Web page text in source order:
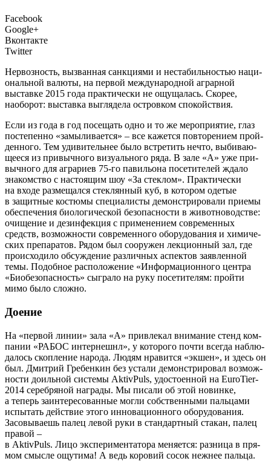
Facebook
Google+
Вконтакте
Twitter
Нер­воз­ность, вызван­ная санк­ци­я­ми и неста­биль­но­стью наци­
о­наль­ной валю­ты, на пер­вой меж­ду­на­род­ной аграр­ной
выстав­ке 2015 года прак­ти­че­ски не ощу­ща­лась. Ско­рее,
наобо­рот: выстав­ка выгля­де­ла ост­ров­ком спокойствия.
Если из года в год посе­щать одно и то же меро­при­я­тие, глаз
посте­пен­но «замы­ли­ва­ет­ся» – все кажет­ся повто­ре­ни­ем прой­
ден­но­го. Тем уди­ви­тель­нее было встре­тить нечто, выби­ва­ю­
ще­е­ся из при­выч­но­го визу­аль­но­го ряда. В зале «А» уже при­
выч­но­го для агра­ри­ев 75‑го пави­льо­на посе­ти­те­лей жда­ло
зна­ком­ство с насто­я­щим шоу «За стек­лом». Прак­ти­че­ски
на вхо­де раз­ме­щал­ся стек­лян­ный куб, в кото­ром оде­тые
в защит­ные костю­мы спе­ци­а­ли­сты демон­стри­ро­ва­ли при­е­мы
обес­пе­че­ния био­ло­ги­че­ской без­опас­но­сти в живот­но­вод­стве:
очи­ще­ние и дез­ин­фек­ция с при­ме­не­ни­ем совре­мен­ных
средств, воз­мож­но­сти совре­мен­но­го обо­ру­до­ва­ния и хими­че­
ских пре­па­ра­тов. Рядом был соору­жен лек­ци­он­ный зал, где
про­ис­хо­ди­ло обсуж­де­ние раз­лич­ных аспек­тов заяв­лен­ной
темы. Подоб­ное рас­по­ло­же­ние «Инфор­ма­ци­он­но­го цен­тра
«Био­без­опас­ность» сыг­ра­ло на руку посе­ти­те­лям: прой­ти
мимо было сложно.
Доение
На «пер­вой линии» зала «А» при­вле­кал вни­ма­ние стенд ком­
па­нии «РАБОС интер­неш­нл», у кото­ро­го почти все­гда наблю­
да­лось скоп­ле­ние наро­да. Людям нра­вит­ся «экшен», и здесь он
был. Дмит­рий Гре­бен­кин без уста­ли демон­стри­ро­вал воз­мож­
но­сти доиль­ной систе­мы AktivPuls, удо­сто­ен­ной на EuroTier-
2014 сереб­ря­ной награ­ды. Мы писа­ли об этой новин­ке,
а теперь заин­те­ре­со­ван­ные мог­ли соб­ствен­ны­ми паль­ца­ми
испы­тать дей­ствие это­го инно­ва­ци­он­но­го обо­ру­до­ва­ния.
Засо­вы­ва­ешь палец левой руки в стан­дарт­ный ста­кан, палец
правой –
в AktivPuls. Лицо экс­пе­ри­мен­та­то­ра меня­ет­ся: раз­ни­ца в пря­
мом смыс­ле ощу­ти­ма! А ведь коро­вий сосок неж­нее пальца.